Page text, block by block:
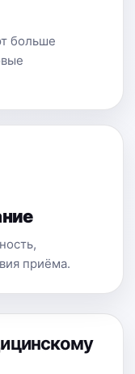
больше
приёма.